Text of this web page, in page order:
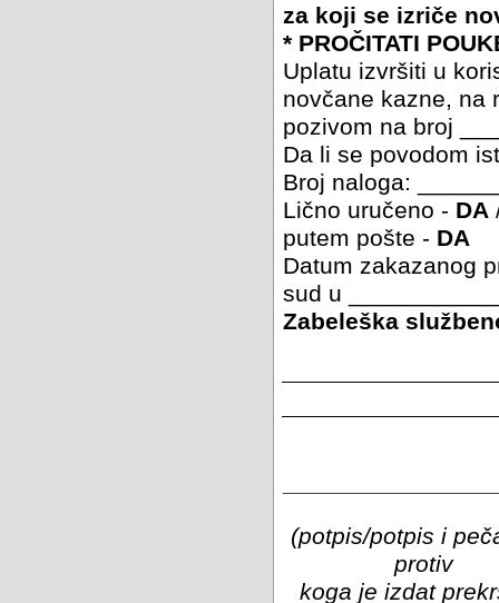
za koji se izriče
* PROČITATI
Uplatu izvršiti u
novčane kazne, na
pozivom na broj
Da li se povodom
Broj naloga:
Lično uručeno - DA
putem pošte - DA
Datum zakazanog
sud u
Zabeleška
(potpis/potpis i
protiv
koga je izdat